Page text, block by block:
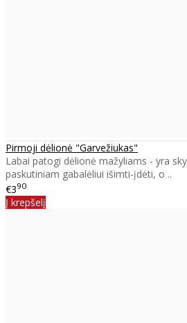
Pirmoji dėlionė "Garvežiukas"
Labai patogi dėlionė mažyliams - yra
paskutiniam gabalėliui išimti-įdėti, o ..
€390
Į krepšelį